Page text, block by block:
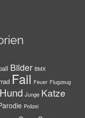
Bilder BMX
Fail Feuer Flugzeug
Hund Junge Katze
Polizei